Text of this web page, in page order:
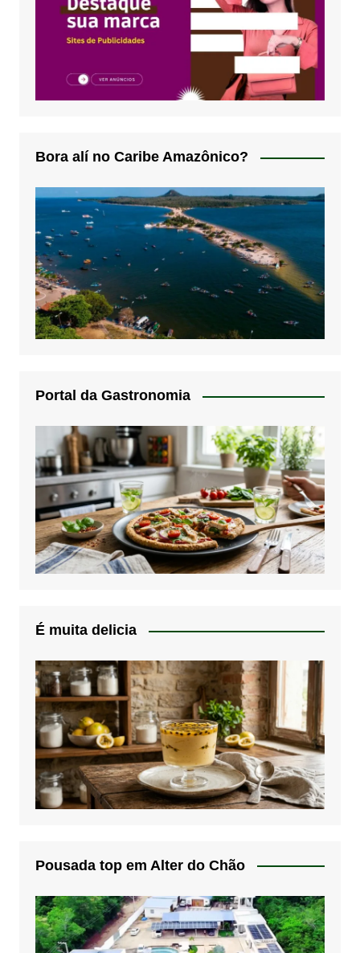
Bora alí no Caribe Amazônico?
Portal da Gastronomia
É muita delicia
Pousada top em Alter do Chão